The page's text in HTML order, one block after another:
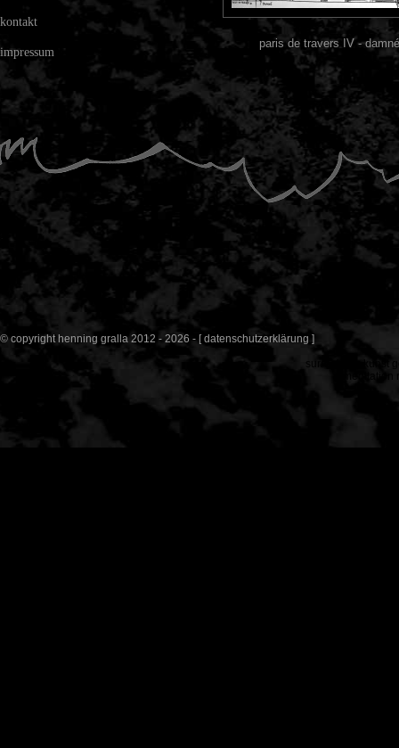
kontakt
impressum
paris de travers IV -
© copyright henning gralla 2012 - 2026 - [datenschutzerklärung ]